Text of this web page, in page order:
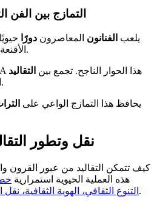
التمازج بين الفن
يلعب الفنانون المعاصرون دورًا
الأقنعة والزخارف في أعمال جديدة.
تظهر مهرجانات مثل FEMUA هذا الحوار الناجح. تجمع بين التقاليد
القديمة والموسيقى الحضرية.
يحافظ هذا التمازج الواعي على
نقل وتطور
كيف تتمكن التقاليد من عبور القرون
هذه العملية الحيوية استمرارية
التنوع الثقافي، الهوية الثقافية، نقل فريد في غرب إفريقيا.